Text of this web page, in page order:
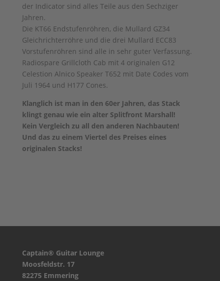
der Indicator sind alles Teile aus den Sechziger
Jahren.
Die KT66 Endstufenröhren, die Mullard GZ34
Gleichrichterröhre und die drei Mullard ECC83
Vorstufenröhren sind alle in sehr guter Verfassung.
Radiospare Grillcloth Cab mit 4 originalen G12
Celestion Alnico Speaker T652 mit Date Codes vom
Juli 1964 und H177 Cones.
Klanglich ist man in den 60er Jahren, das Stack
klingt genau wie ein alter Splitfront Marshall!
Kein Vergleich zu all den anderen Nachbauten!
Und das zu einem Viertel des Preises eines
originalen Stacks!
Captain® Guitar Lounge
Moosfeldstr. 17
82275 Emmering